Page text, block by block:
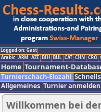
Logged on: Gast
Arabic ARM AZE BIH BUL CAT CHN CRO
Home Tournament-
Turnierschach-Elozahl
Allgemeines Turnier
Willkommen bei